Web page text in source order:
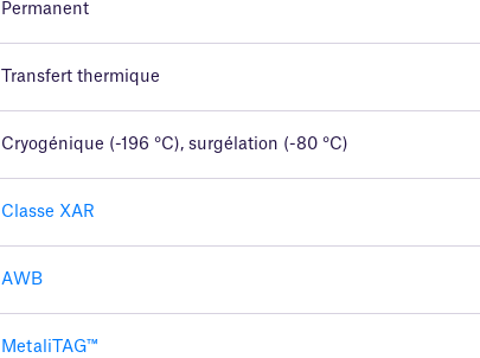
Permanent
Transfert thermique
Cryogénique (-196 °C), surgélation (-80 °C)
Classe XAR
AWB
MetaliTAG™